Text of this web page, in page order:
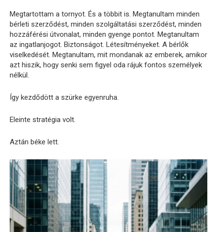
Megtartottam a tornyot. És a többit is. Megtanultam minden
bérleti szerződést, minden szolgáltatási szerződést, minden
hozzáférési útvonalat, minden gyenge pontot. Megtanultam
az ingatlanjogot. Biztonságot. Létesítményeket. A bérlők
viselkedését. Megtanultam, mit mondanak az emberek, amikor
azt hiszik, hogy senki sem figyel oda rájuk fontos személyek
nélkül.
Így kezdődött a szürke egyenruha.
Eleinte stratégia volt.
Aztán béke lett.